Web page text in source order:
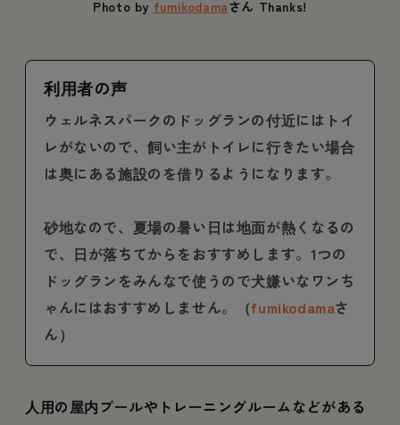
Photo by fumikodamaさん Thanks!
利用者の声
ウェルネスパークのドッグランの付近にはトイ
レがないので、飼い主がトイレに行きたい場合
は奥にある施設のを借りるようになります。
砂地なので、夏場の暑い日は地面が熱くなるの
で、日が落ちてからをおすすめします。1つの
ドッグランをみんなで使うので犬嫌いなワンち
ゃんにはおすすめしません。（fumikodamaさ
ん）
人用の屋内プールやトレーニングルームなどがある